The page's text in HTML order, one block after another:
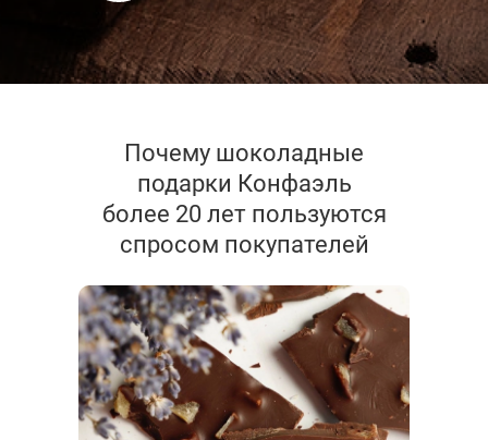
Почему шоколадные
подарки Конфаэль
более 20 лет пользуются
спросом покупателей